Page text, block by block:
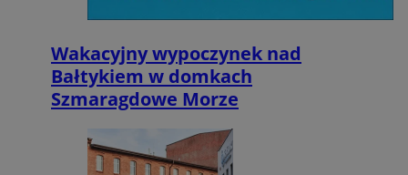
Wakacyjny wypoczynek nad
Bałtykiem w domkach
Szmaragdowe Morze